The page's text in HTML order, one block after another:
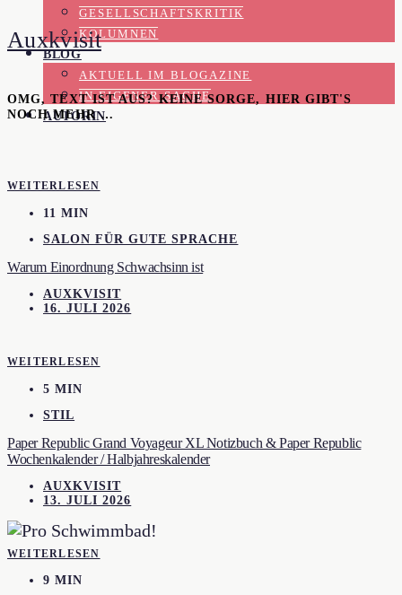
GESELLSCHAFTSKRITIK
KOLUMNEN
BLOG
AKTUELL IM BLOGAZINE
IN EIGENER SACHE
AUTORIN
Auxkvisit
OMG, TEXT IST AUS? KEINE SORGE, HIER GIBT'S
NOCH MEHR …
WEITERLESEN
11 MIN
SALON FÜR GUTE SPRACHE
Warum Einordnung Schwachsinn ist
AUXKVISIT
16. JULI 2026
WEITERLESEN
5 MIN
STIL
Paper Republic Grand Voyageur XL Notizbuch & Paper Republic
Wochenkalender / Halbjahreskalender
AUXKVISIT
13. JULI 2026
WEITERLESEN
9 MIN